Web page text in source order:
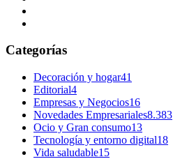
Categorías
Decoración y hogar41
Editorial4
Empresas y Negocios16
Novedades Empresariales8.383
Ocio y Gran consumo13
Tecnología y entorno digital18
Vida saludable15